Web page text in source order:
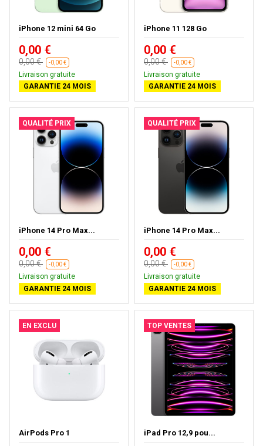
iPhone 12 mini 64 Go
0,00 €
0,00 € -0,00 €
Livraison gratuite
GARANTIE 24 MOIS
iPhone 11 128 Go
0,00 €
0,00 € -0,00 €
Livraison gratuite
GARANTIE 24 MOIS
QUALITÉ PRIX
iPhone 14 Pro Max...
0,00 €
0,00 € -0,00 €
Livraison gratuite
GARANTIE 24 MOIS
QUALITÉ PRIX
iPhone 14 Pro Max...
0,00 €
0,00 € -0,00 €
Livraison gratuite
GARANTIE 24 MOIS
EN EXCLU
AirPods Pro 1
TOP VENTES
iPad Pro 12,9 pou...